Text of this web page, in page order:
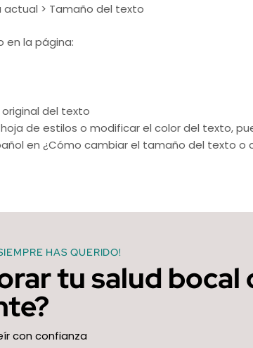
> Tamaño del texto
en la página:
del texto
de estilos o modificar el color del texto,
en ¿Cómo cambiar el tamaño del texto o
HAS QUERIDO!
tu salud bocal
con confianza